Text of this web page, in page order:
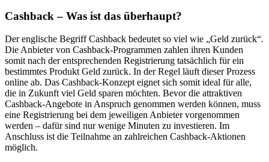
Cashback – Was ist das überhaupt?
Der englische Begriff Cashback bedeutet so viel wie „Geld zurück“.
Die Anbieter von Cashback-Programmen zahlen ihren Kunden
somit nach der entsprechenden Registrierung tatsächlich für ein
bestimmtes Produkt Geld zurück. In der Regel läuft dieser Prozess
online ab. Das Cashback-Konzept eignet sich somit ideal für alle,
die in Zukunft viel Geld sparen möchten. Bevor die attraktiven
Cashback-Angebote in Anspruch genommen werden können, muss
eine Registrierung bei dem jeweiligen Anbieter vorgenommen
werden – dafür sind nur wenige Minuten zu investieren. Im
Anschluss ist die Teilnahme an zahlreichen Cashback-Aktionen
möglich.